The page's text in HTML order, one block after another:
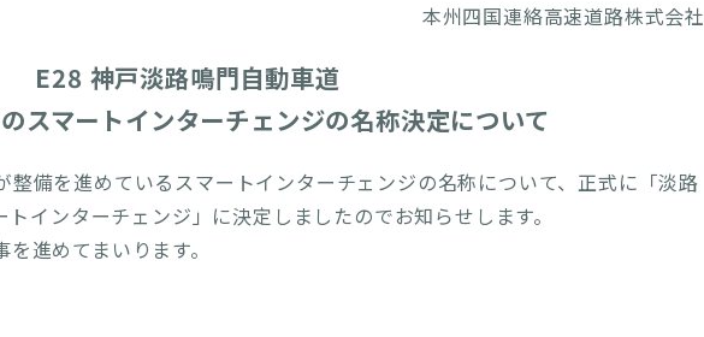
本州四国連絡高速道路株式会社
E28 神戸淡路鳴門自動車道
スマートインターチェンジの名称決定について
整備を進めているスマートインターチェンジの名称について、正式に「淡路
インターチェンジ」に決定しましたのでお知らせします。
進めてまいります。